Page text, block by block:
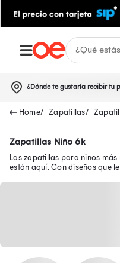
¿Dónde te gustaría recibir tu
Zapatillas
Zapatillas Niño 6k
Las zapatillas para niños
están aquí. Con diseños que